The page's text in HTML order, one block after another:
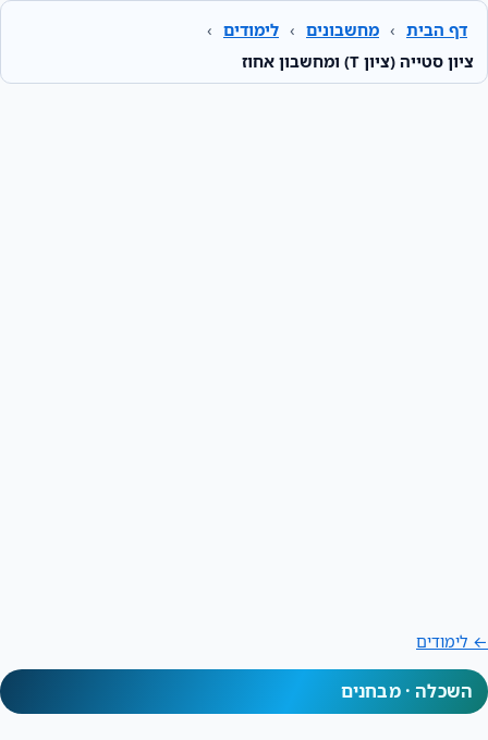
דף הבית › מחשבונים › לימודים ›
ציון סטייה (ציון T) ומחשבון אחוז
← לימודים
השכלה · מבחנים